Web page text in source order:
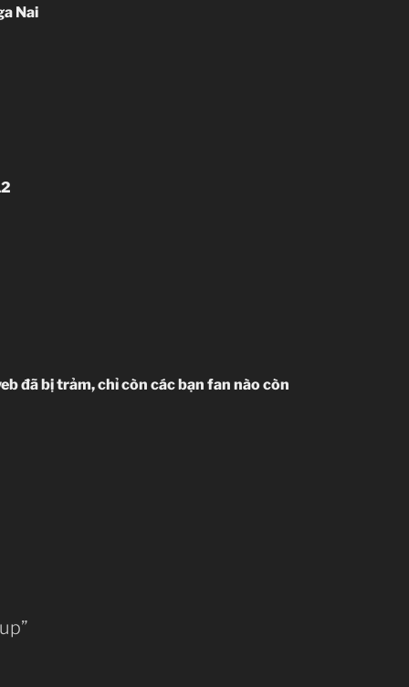
Nai
đã bị trảm, chỉ còn các bạn fan nào còn